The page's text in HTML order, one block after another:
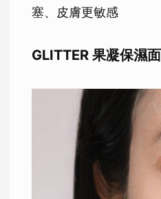
塞、皮膚更敏感
GLITTER 果凝保濕